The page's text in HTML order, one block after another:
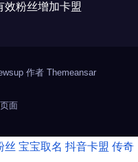
效粉丝增加卡盟
作者 Themeansar
面
丝 宝宝取名 抖音卡盟 传奇